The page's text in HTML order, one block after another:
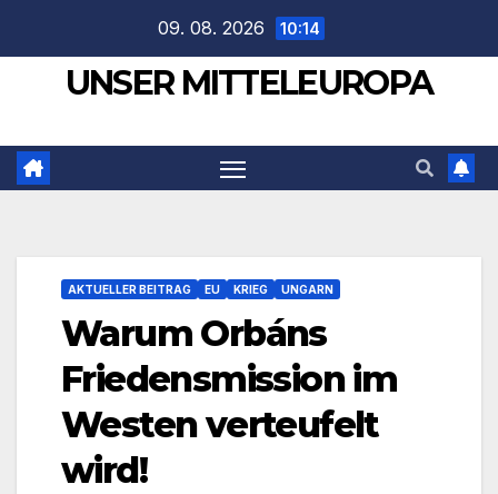
springen
09. 08. 2026 10:14
UNSER MITTELEUROPA
AKTUELLER BEITRAG EU KRIEG UNGARN
Warum Orbáns
Friedensmission im
Westen verteufelt
wird!